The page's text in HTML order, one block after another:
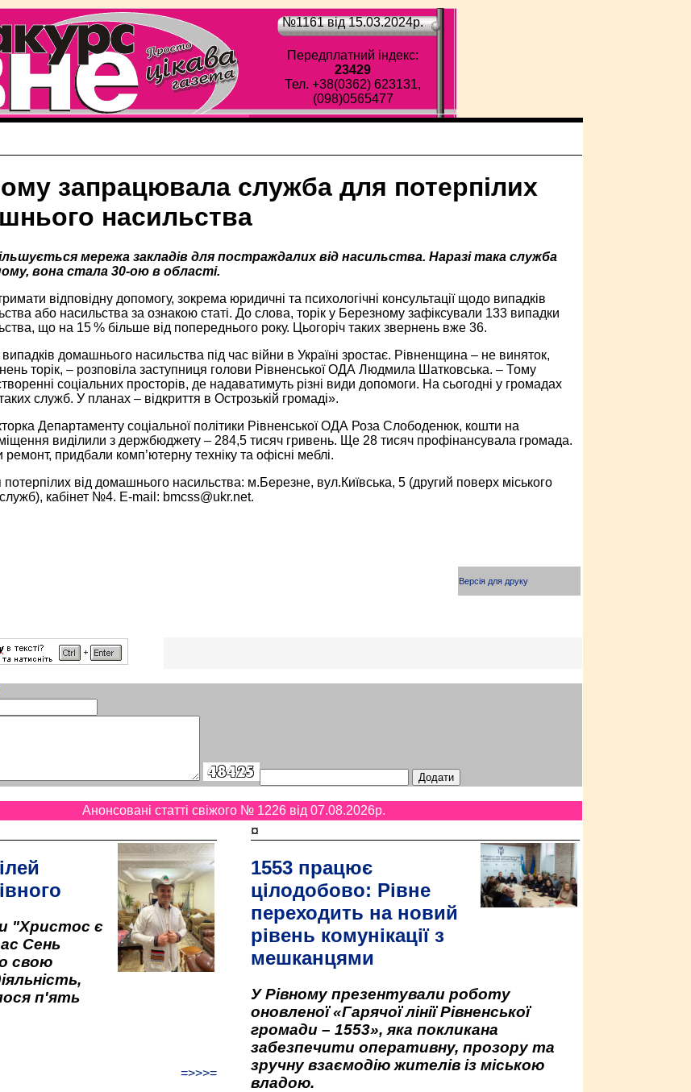
№1161 від 15.03.2024p.
Передплатний індекс:
23429
Тел. +38(0362) 623131,
(098)0565477
запрацювала служба для потерпілих
насильства
мережа закладів для постраждалих від насильства. Наразі така служба
вона стала 30-ою в області.
відповідну допомогу, зокрема юридичні та психологічні консультації щодо випадків
або насильства за ознакою статі. До слова, торік у Березному зафіксували 133 випадки
що на 15 % більше від попереднього року. Цьогоріч таких звернень вже 36.
випадків домашнього насильства під час війни в Україні зростає. Рівненщина – не виняток,
торік, – розповіла заступниця голови Рівненської ОДА Людмила Шатковська. – Тому
соціальних просторів, де надаватимуть різні види допомоги. На сьогодні у громадах
служб. У планах – відкриття в Острозькій громаді».
Департаменту соціальної політики Рівненської ОДА Роза Слободенюк, кошти на
виділили з держбюджету – 284,5 тисяч гривень. Ще 28 тисяч профінансувала громада.
ремонт, придбали комп’ютерну техніку та офісні меблі.
від домашнього насильства: м.Березне, вул.Київська, 5 (другий поверх міського
кабінет №4. E-mail: bmcss@ukr.net.
Версія для друку
Анонсовані статті свіжого № 1226 від 07.08.2026p.
"Христос є
Сень
свою
п'ять
=>>>=
¤
1553 працює
цілодобово: Рівне
переходить на новий
рівень комунікації з
мешканцями
У Рівному презентували роботу
оновленої «Гарячої лінії Рівненської
громади – 1553», яка покликана
забезпечити оперативну, прозору та
зручну взаємодію жителів із міською
владою.